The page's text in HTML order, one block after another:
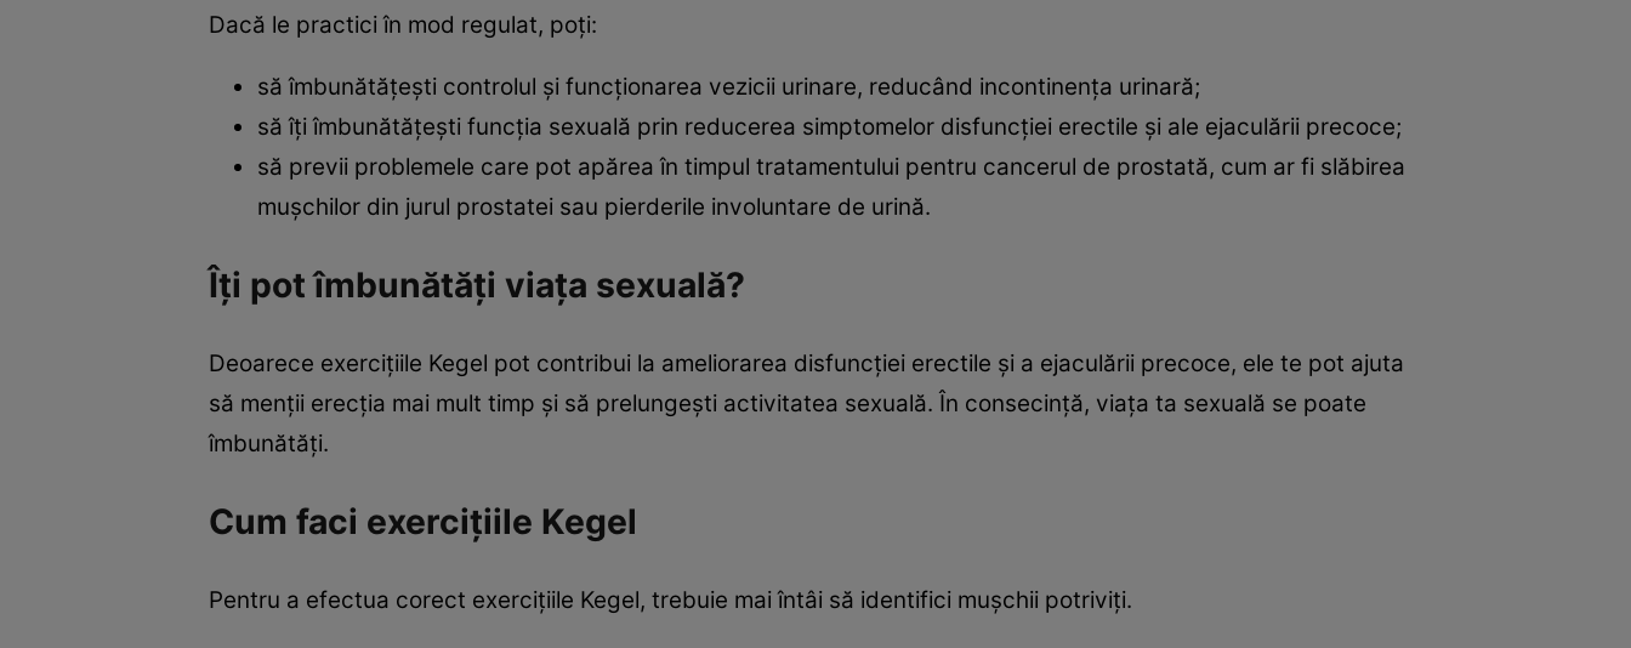
Dacă le practici în mod regulat, poți:
să îmbunătățești controlul și funcționarea vezicii urinare, reducând incontinența urinară;
să îți îmbunătățești funcția sexuală prin reducerea simptomelor disfuncției erectile și ale ejaculării precoce;
să previi problemele care pot apărea în timpul tratamentului pentru cancerul de prostată, cum ar fi slăbirea
mușchilor din jurul prostatei sau pierderile involuntare de urină.
Îți pot îmbunătăți viața sexuală?
Deoarece exercițiile Kegel pot contribui la ameliorarea disfuncției erectile și a ejaculării precoce, ele te pot ajuta
să menții erecția mai mult timp și să prelungești activitatea sexuală. În consecință, viața ta sexuală se poate
îmbunătăți.
Cum faci exercițiile Kegel
Pentru a efectua corect exercițiile Kegel, trebuie mai întâi să identifici mușchii potriviți.